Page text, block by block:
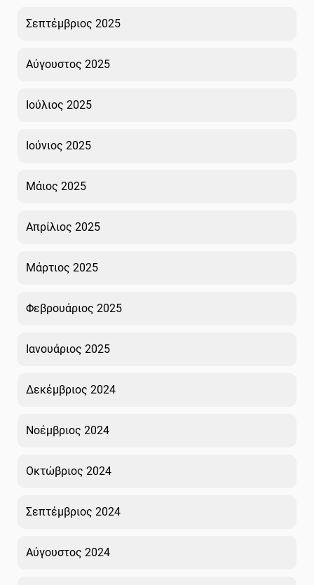
Σεπτέμβριος 2025
Αύγουστος 2025
Ιούλιος 2025
Ιούνιος 2025
Μάιος 2025
Απρίλιος 2025
Μάρτιος 2025
Φεβρουάριος 2025
Ιανουάριος 2025
Δεκέμβριος 2024
Νοέμβριος 2024
Οκτώβριος 2024
Σεπτέμβριος 2024
Αύγουστος 2024